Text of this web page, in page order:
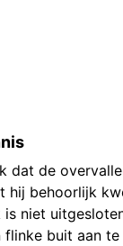
dat de
behoorlijk
niet
buit aan te